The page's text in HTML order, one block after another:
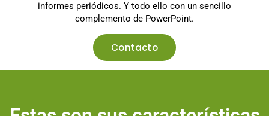
informes periódicos. Y todo ello con un sencillo
complemento de PowerPoint.
Contacto